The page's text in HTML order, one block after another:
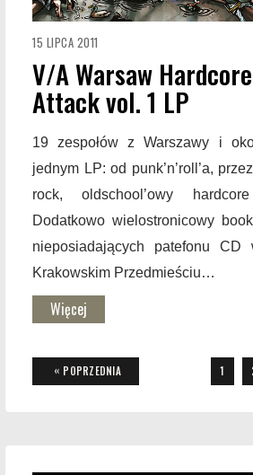
15 LIPCA 2011
V/A Warsaw
Attack vol. 1 LP
19 zespołów z Warszawy i
jednym LP: od punk’n’roll’a,
rock, oldschool’owy
Dodatkowo wielostronicowy
nieposiadających patefonu
Krakowskim Przedmieściu…
Więcej
Stronicowanie
wpisów
« POPRZEDNIA PAGE
1